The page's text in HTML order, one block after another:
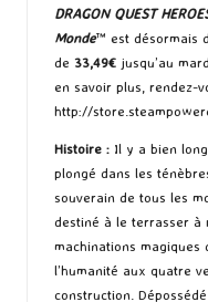
DRAGON QUEST
Monde™ est désormais
de 33,49€ jusqu’au
en savoir plus, rendez-
http://
Histoire : Il y a bien
plongé dans les
souverain de tous les
destiné à le terrasser à
machinations
l’humanité aux quatre
construction.